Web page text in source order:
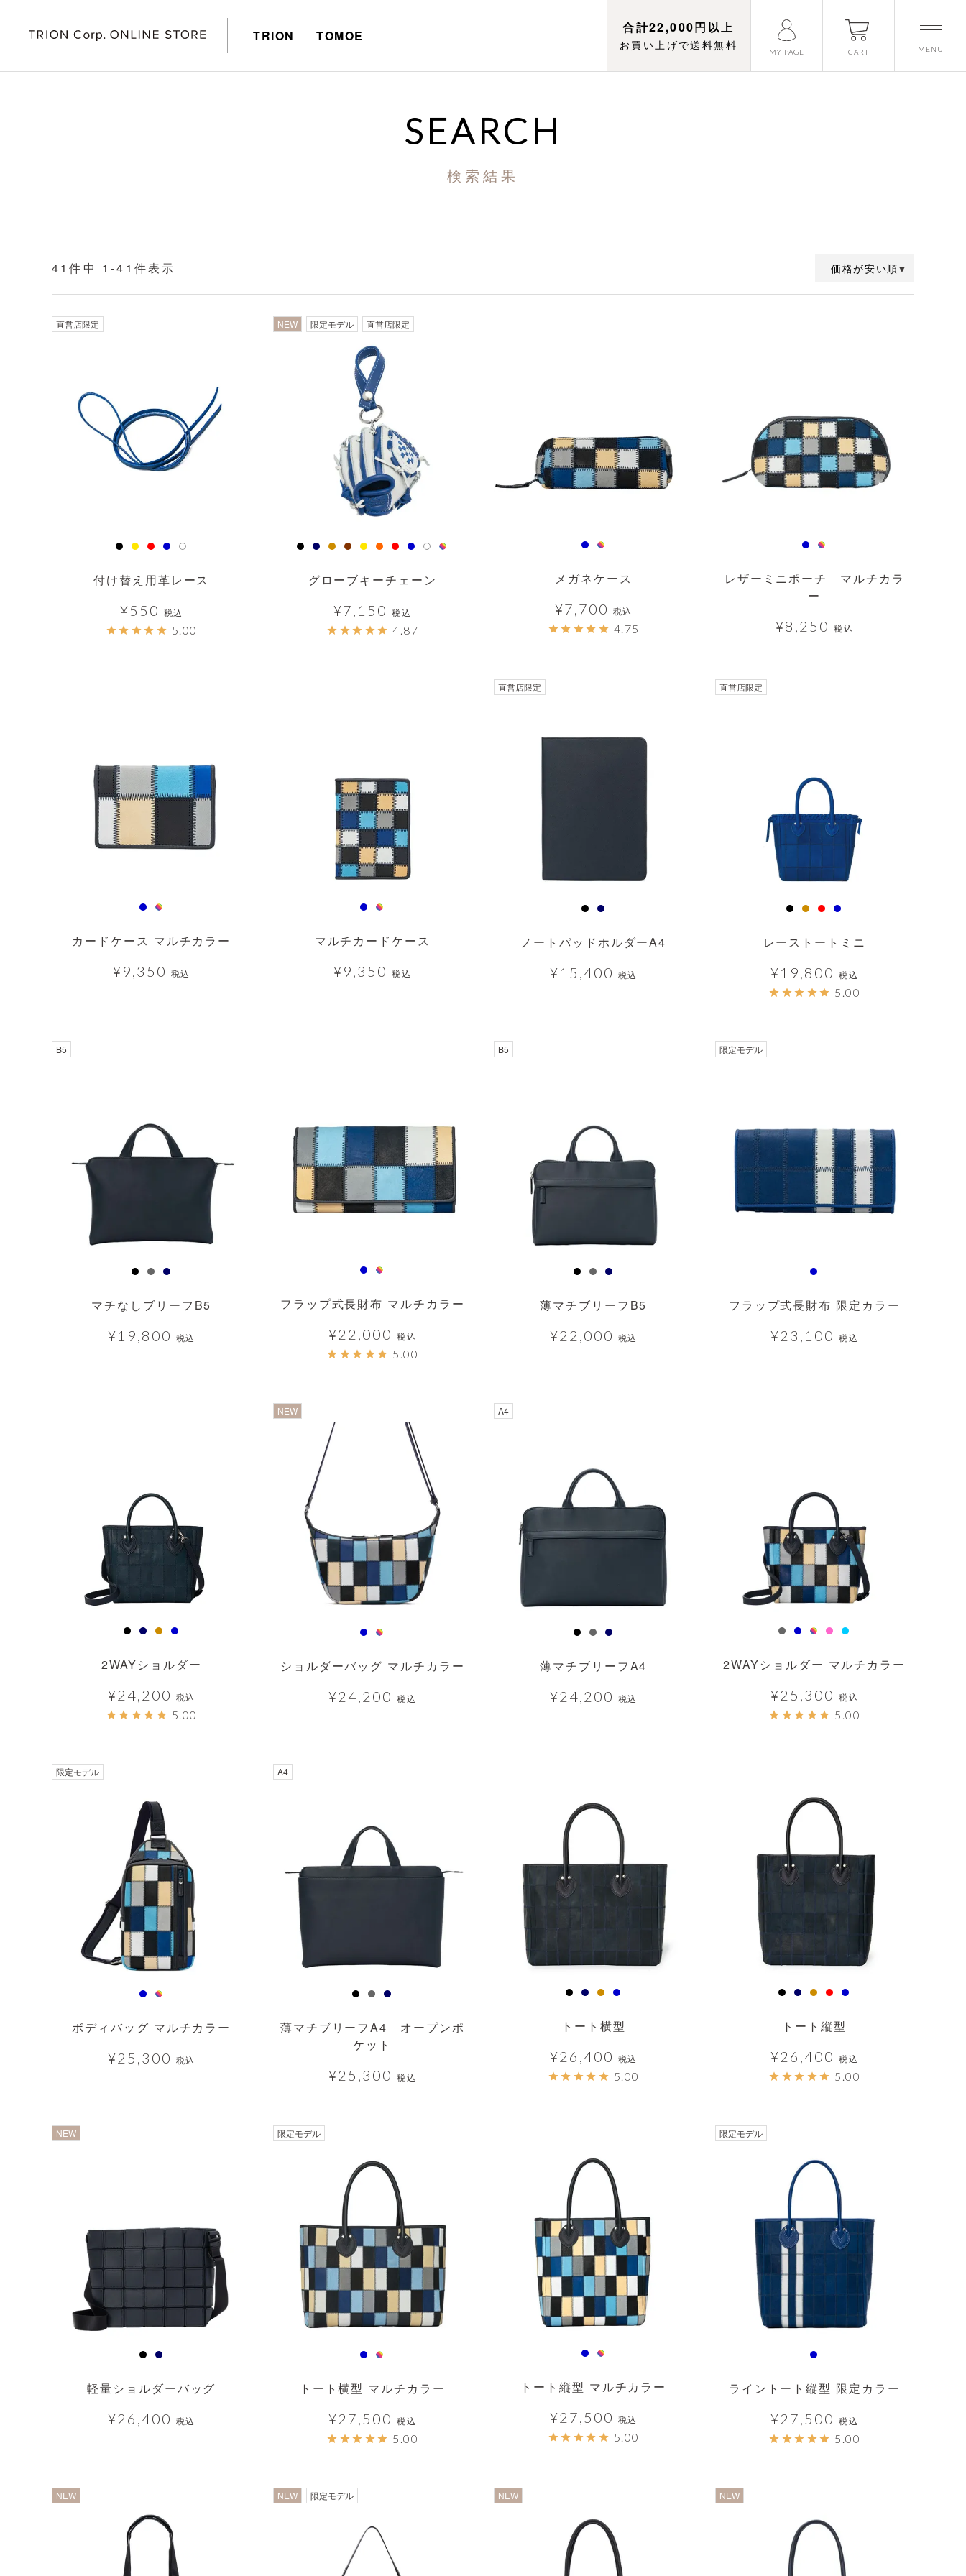
TRION TOMOE
合計22,000円以上
お買い上げで送料無料
MY PAGE CART MENU
SEARCH
検索結果
価格が安い順
41件中 1-41 件表示
直営店限定
付け替え用革レース
¥550 税込
5.00
NEW 限定モデル 直営店限定
グローブキーチェーン
¥7,150 税込
4.87
メガネケース
¥7,700 税込
4.75
レザーミニポーチ マルチカラ
ー
¥8,250 税込
カードケース マルチカラー
¥9,350 税込
マルチカードケース
¥9,350 税込
直営店限定
ノートパッドホルダーA4
¥15,400 税込
直営店限定
レーストートミニ
¥19,800 税込
5.00
B5
マチなしブリーフB5
¥19,800 税込
フラップ式長財布 マルチカラー
¥22,000 税込
5.00
B5
薄マチブリーフB5
¥22,000 税込
限定モデル
フラップ式長財布 限定カラー
¥23,100 税込
2WAYショルダー
¥24,200 税込
5.00
NEW
ショルダーバッグ マルチカラー
¥24,200 税込
A4
薄マチブリーフA4
¥24,200 税込
2WAYショルダー マルチカラー
¥25,300 税込
5.00
限定モデル
ボディバッグ マルチカラー
¥25,300 税込
A4
薄マチブリーフA4 オープンポ
ケット
¥25,300 税込
トート横型
¥26,400 税込
5.00
トート縦型
¥26,400 税込
5.00
NEW
軽量ショルダーバッグ
¥26,400 税込
限定モデル
トート横型 マルチカラー
¥27,500 税込
5.00
トート縦型 マルチカラー
¥27,500 税込
5.00
限定モデル
ライントート縦型 限定カラー
¥27,500 税込
5.00
NEW NEW 限定モデル NEW NEW